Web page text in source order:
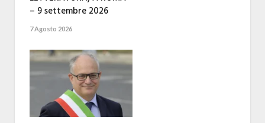
– 9 settembre 2026
7 Agosto 2026